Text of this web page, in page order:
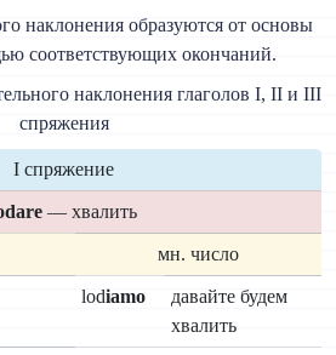
наклонения образуются от основы
соответствующих окончаний.
наклонения глаголов I, II и III
спряжения
I спряжение
— хвалить
мн. число
lodiamo
давайте будем
хвалить